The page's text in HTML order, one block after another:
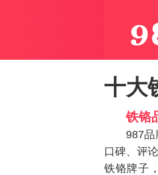
十大
铁铬
987品
口碑、评
铁铬牌子